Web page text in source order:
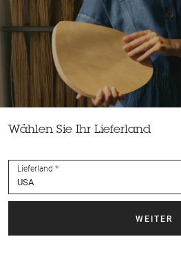
Begegnung
Wählen Sie Ihr Lieferland
Lieferland